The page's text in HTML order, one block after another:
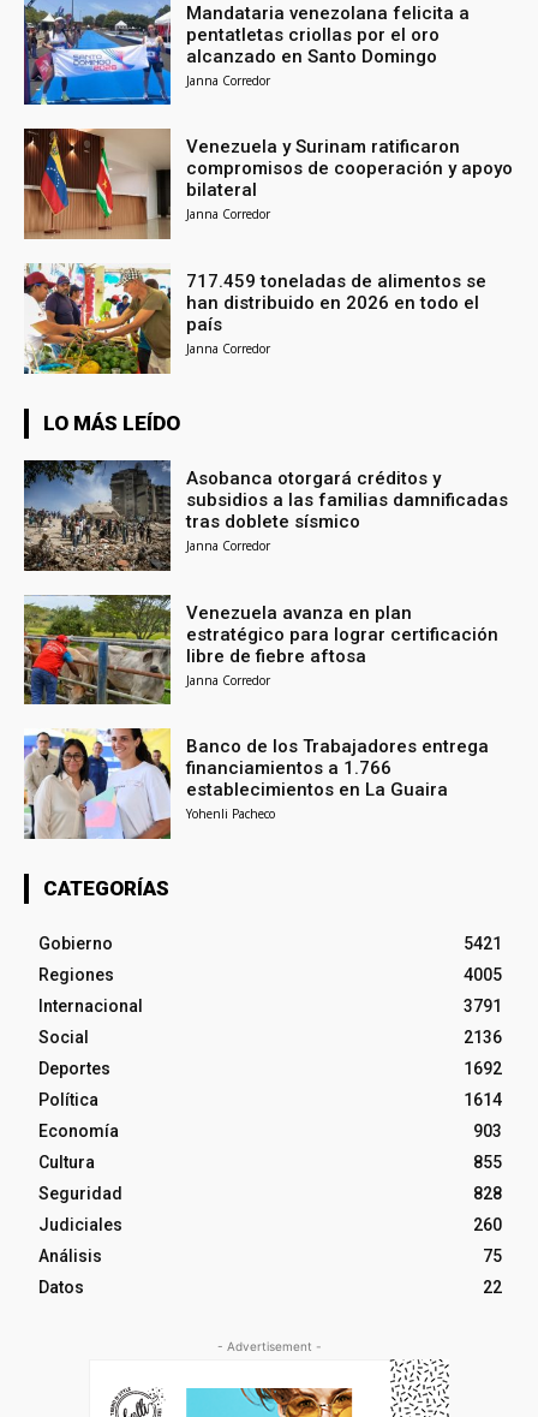
Mandataria venezolana felicita a
pentatletas criollas por el oro
alcanzado en Santo Domingo
Janna Corredor
Venezuela y Surinam ratificaron
compromisos de cooperación y apoyo
bilateral
Janna Corredor
717.459 toneladas de alimentos se
han distribuido en 2026 en todo el
país
Janna Corredor
LO MÁS LEÍDO
Asobanca otorgará créditos y
subsidios a las familias damnificadas
tras doblete sísmico
Janna Corredor
Venezuela avanza en plan
estratégico para lograr certificación
libre de fiebre aftosa
Janna Corredor
Banco de los Trabajadores entrega
financiamientos a 1.766
establecimientos en La Guaira
Yohenli Pacheco
CATEGORÍAS
Gobierno
5421
Regiones
4005
Internacional
3791
Social
2136
Deportes
1692
Política
1614
Economía
903
Cultura
855
Seguridad
828
Judiciales
260
Análisis
75
Datos
22
- Advertisement -